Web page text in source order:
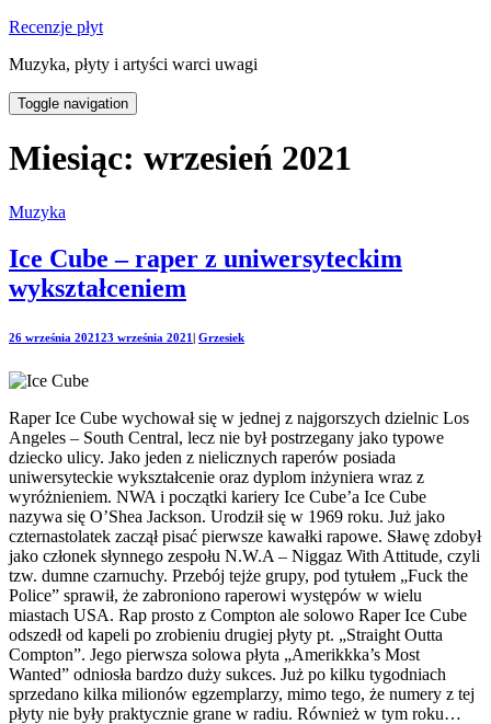
Recenzje płyt
Muzyka, płyty i artyści warci uwagi
Toggle navigation
Miesiąc: wrzesień 2021
Muzyka
Ice Cube – raper z uniwersyteckim
wykształceniem
26 września 202123 września 2021| Grzesiek
Raper Ice Cube wychował się w jednej z najgorszych dzielnic Los
Angeles – South Central, lecz nie był postrzegany jako typowe
dziecko ulicy. Jako jeden z nielicznych raperów posiada
uniwersyteckie wykształcenie oraz dyplom inżyniera wraz z
wyróżnieniem. NWA i początki kariery Ice Cube’a Ice Cube
nazywa się O’Shea Jackson. Urodził się w 1969 roku. Już jako
czternastolatek zaczął pisać pierwsze kawałki rapowe. Sławę zdobył
jako członek słynnego zespołu N.W.A – Niggaz With Attitude, czyli
tzw. dumne czarnuchy. Przebój tejże grupy, pod tytułem „Fuck the
Police” sprawił, że zabroniono raperowi występów w wielu
miastach USA. Rap prosto z Compton ale solowo Raper Ice Cube
odszedł od kapeli po zrobieniu drugiej płyty pt. „Straight Outta
Compton”. Jego pierwsza solowa płyta „Amerikkka’s Most
Wanted” odniosła bardzo duży sukces. Już po kilku tygodniach
sprzedano kilka milionów egzemplarzy, mimo tego, że numery z tej
płyty nie były praktycznie grane w radiu. Również w tym roku…